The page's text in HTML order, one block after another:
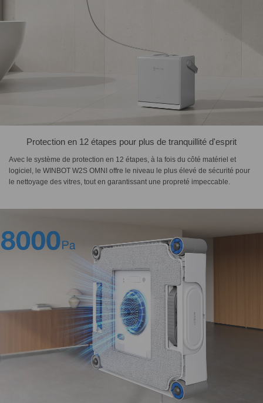
Protection en 12 étapes pour plus de tranquillité d'esprit
Avec le système de protection en 12 étapes, à la fois du côté matériel et
logiciel, le WINBOT W2S OMNI offre le niveau le plus élevé de sécurité pour
le nettoyage des vitres, tout en garantissant une propreté impeccable.